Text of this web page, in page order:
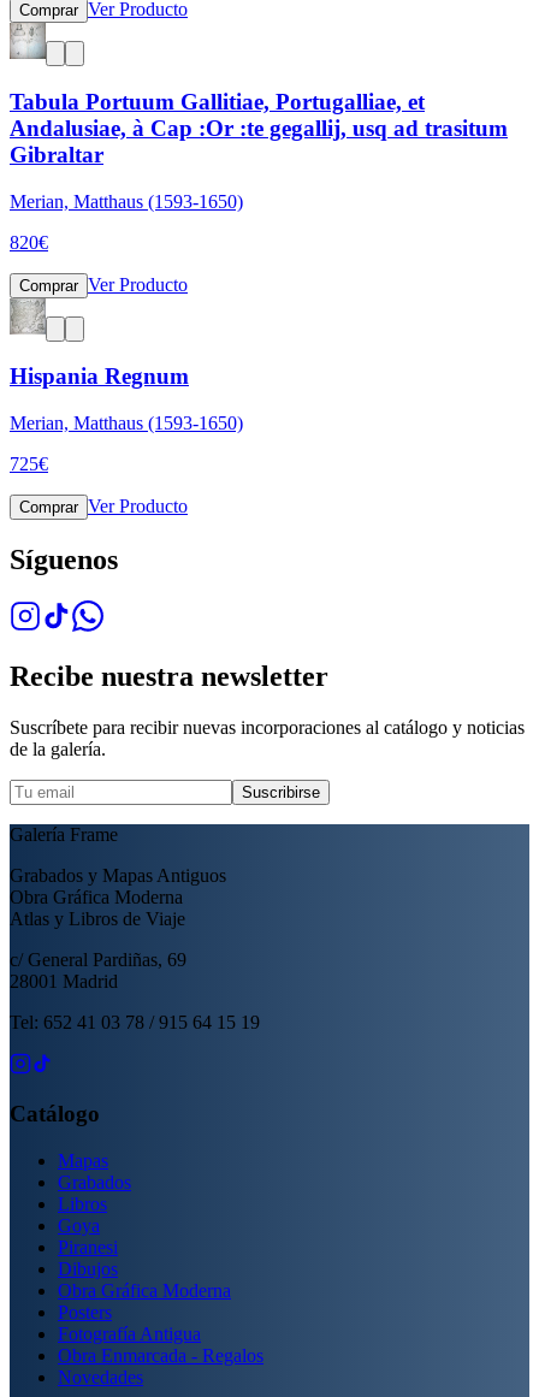
Comprar Ver Producto
Tabula Portuum Gallitiae, Portugalliae, et
Andalusiae, à Cap :Or :te gegallij, usq ad trasitum
Gibraltar
Merian, Matthaus (1593-1650)
820€
Comprar Ver Producto
Hispania Regnum
Merian, Matthaus (1593-1650)
725€
Comprar Ver Producto
Síguenos
Recibe nuestra newsletter
Suscríbete para recibir nuevas incorporaciones al catálogo y noticias
de la galería.
Suscribirse
Galería Frame
Grabados y Mapas Antiguos
Obra Gráfica Moderna
Atlas y Libros de Viaje
c/ General Pardiñas, 69
28001 Madrid
Tel: 652 41 03 78 / 915 64 15 19
Catálogo
Mapas
Grabados
Libros
Goya
Piranesi
Dibujos
Obra Gráfica Moderna
Posters
Fotografía Antigua
Obra Enmarcada - Regalos
Novedades